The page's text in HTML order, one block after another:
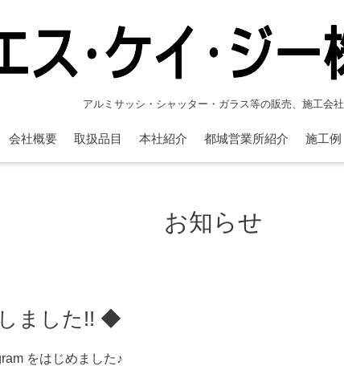
アルミサッシ・シャッター・ガラス等の販売、施工会社
会社概要 取扱品目 本社紹介 都城営業所紹介 施工例
お知らせ
ました!! ◆
をはじめました♪